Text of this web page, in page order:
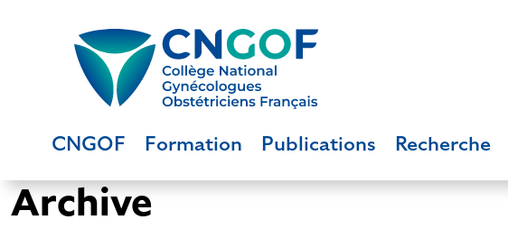
CNGOF Formation Publications Recherche
Archive